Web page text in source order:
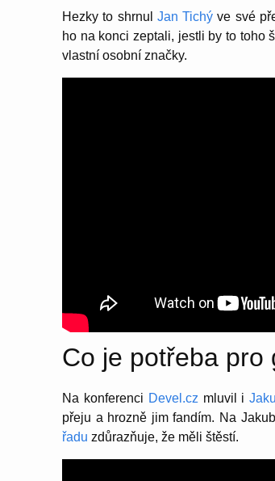
Hezky to shrnul Jan Tichý ve své
ho na konci zeptali, jestli by to toho
vlastní osobní značky.
Co je potřeba pro
Na konferenci Devel.cz mluvil i
přeju a hrozně jim fandím. Na
řadu zdůrazňuje, že měli štěstí.